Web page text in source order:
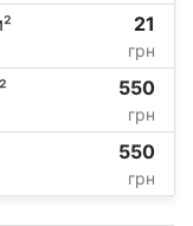
21
грн
550
грн
550
грн